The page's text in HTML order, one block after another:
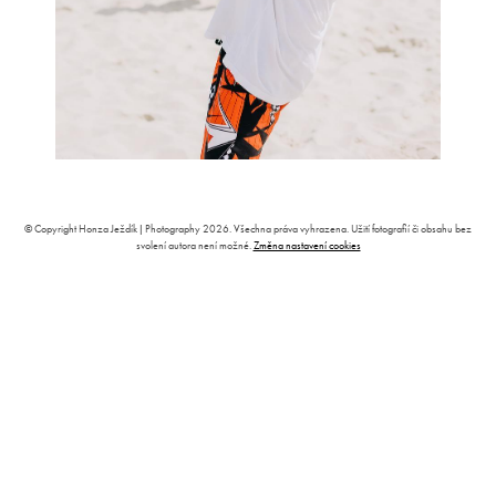
© Copyright Honza Ježdík | Photography 2026. Všechna práva vyhrazena. Užití fotografií či obsahu bez
svolení autora není možné.Změna nastavení cookies